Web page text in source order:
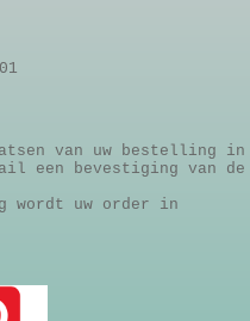
van uw bestelling in
een bevestiging van de
wordt uw order in